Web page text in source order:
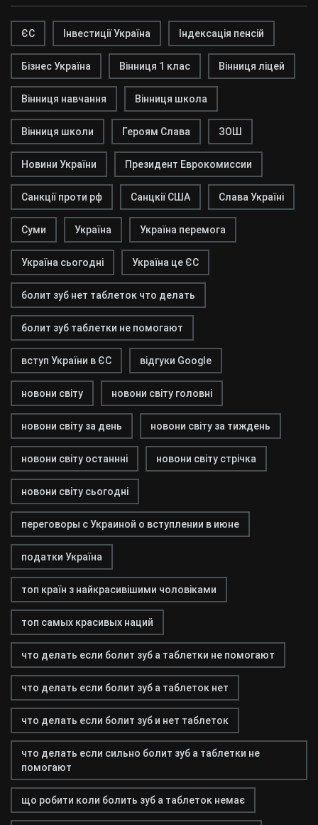
ЄС Інвестиції Україна Індексація пенсій
Бізнес Україна Вінниця 1 клас Вінниця ліцей
Вінниця навчання Вінниця школа
Вінниця школи Героям Слава ЗОШ
Новини України Президент Еврокомиссии
Санкції проти рф Санцкії США Слава Україні
Суми Україна Україна перемога
Україна сьогодні Україна це ЄС
болит зуб нет таблеток что делать
болит зуб таблетки не помогают
вступ України в ЄС відгуки Google
новони світу новони світу головні
новони світу за день новони світу за тиждень
новони світу останнні новони світу стрічка
новони світу сьогодні
переговоры с Украиной о вступлении в июне
податки Україна
топ країн з найкрасивішими чоловіками
топ самых красивых наций
что делать если болит зуб а таблетки не помогают
что делать если болит зуб а таблеток нет
что делать если болит зуб и нет таблеток
что делать если сильно болит зуб а таблетки не
помогают
що робити коли болить зуб а таблеток немає